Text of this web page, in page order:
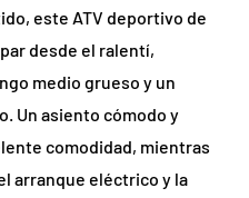
este ATV deportivo de
desde el ralentí,
medio grueso y un
Un asiento cómodo y
comodidad, mientras
arranque eléctrico y la